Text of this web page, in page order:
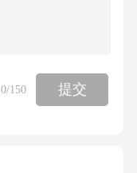
0/150 提交